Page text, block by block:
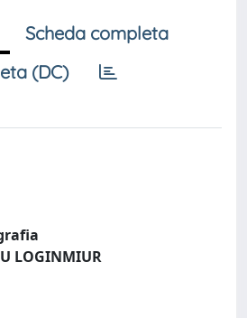
Scheda completa
(DC)
LOGINMIUR